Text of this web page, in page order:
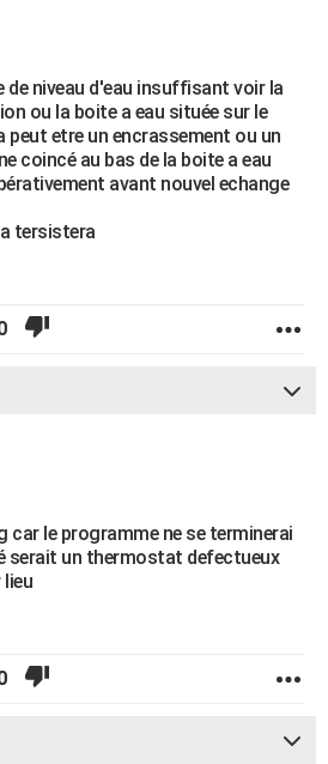
de niveau d'eau insuffisant voir la
ou la boite a eau située sur le
peut etre un encrassement ou un
coincé au bas de la boite a eau
avant nouvel echange
tersistera
car le programme ne se terminerai
serait un thermostat defectueux
lieu